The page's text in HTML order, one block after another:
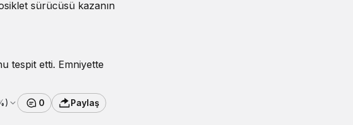
sürücüsü kazanın
tespit etti. Emniyette
0 Paylaş